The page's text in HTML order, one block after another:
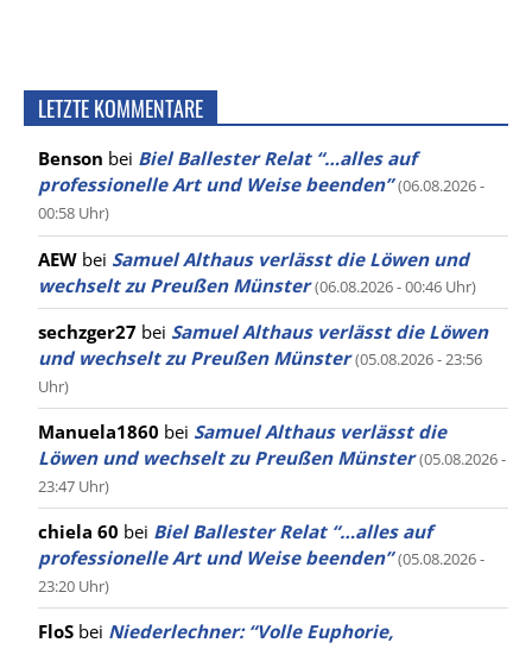
LETZTE KOMMENTARE
Benson bei Biel Ballester Relat “…alles auf
professionelle Art und Weise beenden” (06.08.2026 -
00:58 Uhr)
AEW bei Samuel Althaus verlässt die Löwen und
wechselt zu Preußen Münster (06.08.2026 - 00:46 Uhr)
sechzger27 bei Samuel Althaus verlässt die Löwen
und wechselt zu Preußen Münster (05.08.2026 - 23:56
Uhr)
Manuela1860 bei Samuel Althaus verlässt die
Löwen und wechselt zu Preußen Münster (05.08.2026 -
23:47 Uhr)
chiela 60 bei Biel Ballester Relat “…alles auf
professionelle Art und Weise beenden” (05.08.2026 -
23:20 Uhr)
FloS bei Niederlechner: “Volle Euphorie,